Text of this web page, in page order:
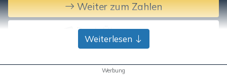
Weiter zum Zahlen
Bank-Überweisung
Weiterlesen
Werbung